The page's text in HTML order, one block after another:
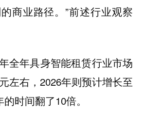
商业路径。”前述行业观察
全年具身智能租赁行业市场
左右，2026年则预计增长至
时间翻了10倍。